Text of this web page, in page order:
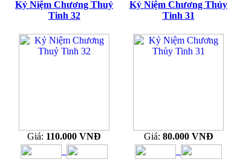
Kỷ Niệm Chương Thuỷ
Tinh 32
Giá: 110.000 VNĐ
Kỷ Niệm Chương Thủy
Tinh 31
Giá: 80.000 VNĐ